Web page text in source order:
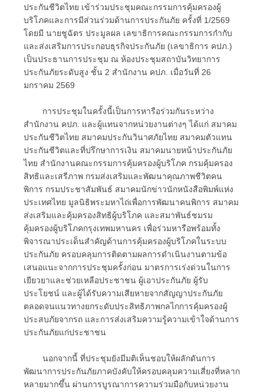
ประกันชีวิตไทย เข้าร่วมประชุมคณะกรรมการคุ้มครองผู้
บริโภคและการมีส่วนร่วมด้านการประกันภัย ครั้งที่ 1/2569
โดยมี นายชูฉัตร ประมูลผล เลขาธิการคณะกรรมการกำกับ
และส่งเสริมการประกอบธุรกิจประกันภัย (เลขาธิการ คปภ.)
เป็นประธานการประชุม ณ ห้องประชุมสถาบันวิทยาการ
ประกันภัยระดับสูง ชั้น 2 สำนักงาน คปภ. เมื่อวันที่ 26
มกราคม 2569
การประชุมในครั้งนี้เป็นการหารือร่วมกันระหว่าง
สำนักงาน คปภ. และผู้แทนจากหน่วยงานต่างๆ ได้แก่ สมาคม
ประกันชีวิตไทย สมาคมประกันวินาศภัยไทย สมาคมตัวแทน
ประกันชีวิตและที่ปรึกษาการเงิน สมาคมนายหน้าประกันภัย
ไทย สำนักงานคณะกรรมการคุ้มครองผู้บริโภค กรมคุ้มครอง
สิทธิและเสรีภาพ กรมส่งเสริมและพัฒนาคุณภาพชีวิตคน
พิการ กรมประชาสัมพันธ์ สมาคมนักข่าวนักหนังสือพิมพ์แห่ง
ประเทศไทย มูลนิธิพระมหาไถ่เพื่อการพัฒนาคนพิการ สมาคม
ส่งเสริมและคุ้มครองสิทธิผู้บริโภค และสมาพันธ์ชมรม
คุ้มครองผู้บริโภคกรุงเทพมหานคร เพื่อร่วมหารือพร้อมทั้ง
พิจารณาประเด็นสำคัญด้านการคุ้มครองผู้บริโภคในระบบ
ประกันภัย ครอบคลุมการติดตามผลการดำเนินงานตามข้อ
เสนอแนะจากการประชุมครั้งก่อน มาตรการเร่งด่วนในการ
เยียวยาและช่วยเหลือประชาชน ผู้เอาประกันภัย ผู้รับ
ประโยชน์ และผู้ได้รับความเสียหายจากสัญญาประกันภัย
ตลอดจนแนวทางยกระดับประสิทธิภาพกลไกการคุ้มครองผู้
ประสบภัยจากรถ และการส่งเสริมความรู้ความเข้าใจด้านการ
ประกันภัยแก่ประชาชน
นอกจากนี้ ที่ประชุมยังมีมติเห็นชอบให้ผลักดันการ
พัฒนาการประกันภัยภาคบังคับให้ครอบคลุมความเสี่ยงที่หลาก
หลายมากขึ้น ผ่านการบูรณาการความร่วมมือกับหน่วยงาน